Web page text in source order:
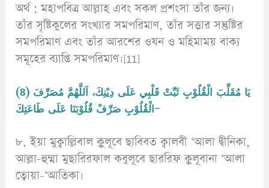
অর্থ : মহাপবিত্র আল্লাহ এবং সকল প্রশংসা তাঁর জন্য।
তাঁর সৃষ্টিকুলের সংখ্যার সমপরিমাণ, তাঁর সত্তার সন্তুষ্টির
সমপরিমাণ এবং তাঁর আরশের ওযন ও মহিমাময় বাক্য
সমূহের ব্যাপ্তি সমপরিমাণ।[11]
(8) يَا مُقَلِّبَ الْقُلُوْبِ ثَبِّتْ قَلْبِي عَلَى دِيْنِكَ، اَللَّهُمَّ مُصَرِّفَ
الْقُلُوْبِ صَرِّفْ قُلُوْبَنَا عَلَى طَاعَتِكَ–
৮. ইয়া মুক্বাল্লিবাল ক্বুলূবে ছাবিবত ক্বালবী ‘আলা দ্বীনিকা,
আল্লা-হুম্মা মুছারিরফাল কবুলূবে ছাররিফ ক্বুলূবানা ‘আলা
ত্বোয়া-‘আতিকা।